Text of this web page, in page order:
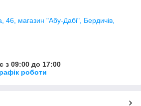
46, магазин "Абу-Дабі", Бердичів,
з 09:00 до 17:00
роботи